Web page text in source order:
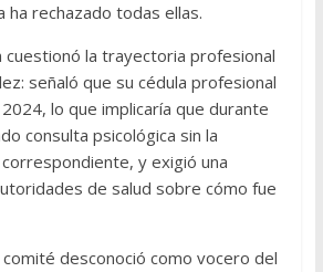
ha rechazado todas ellas.
cuestionó la trayectoria profesional
señaló que su cédula profesional
lo que implicaría que durante
consulta psicológica sin la
y exigió una
de salud sobre cómo fue
desconoció como vocero del